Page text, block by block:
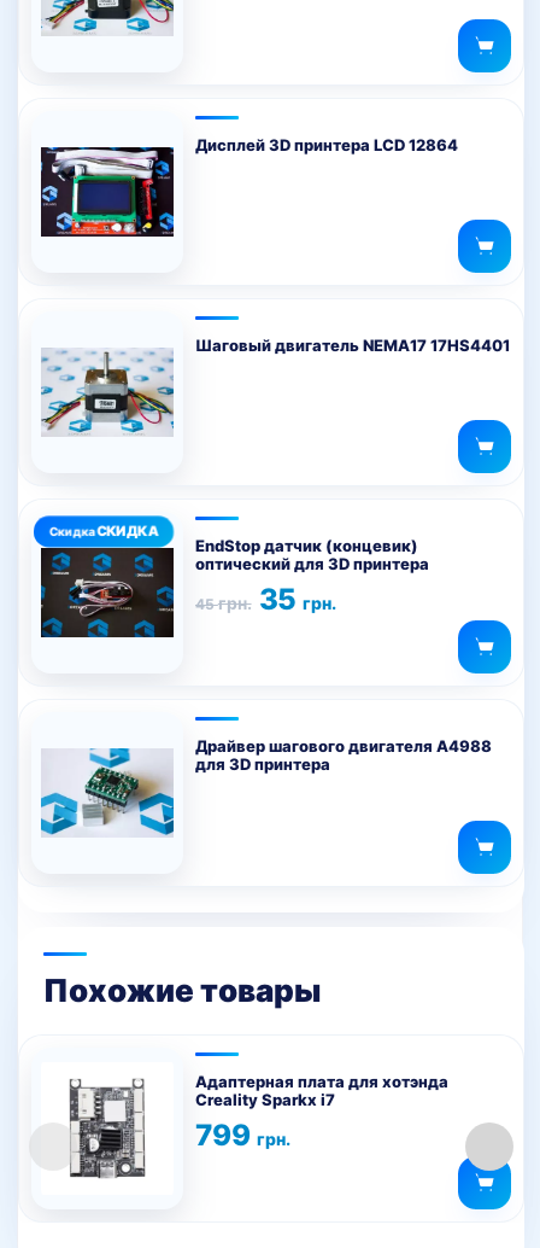
Дисплей 3D принтера LCD 12864
Шаговый двигатель NEMA17 17HS4401
EndStop датчик (концевик)
оптический для 3D принтера
45грн.
Первоначальная
цена
35грн.
Текущая
цена:
Драйвер шагового двигателя А4988
для 3D принтера
Похожие товары
Адаптерная плата для хотэнда
Creality Sparkx i7
799 грн.